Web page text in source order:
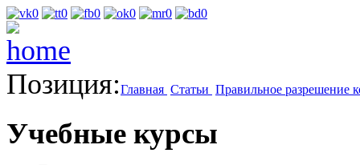
Позиция:Главная Статьи Правильное разрешение
Учебные курсы